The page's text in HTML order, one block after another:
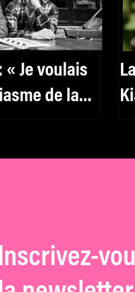
Je voulais
de la
Inscrivez-